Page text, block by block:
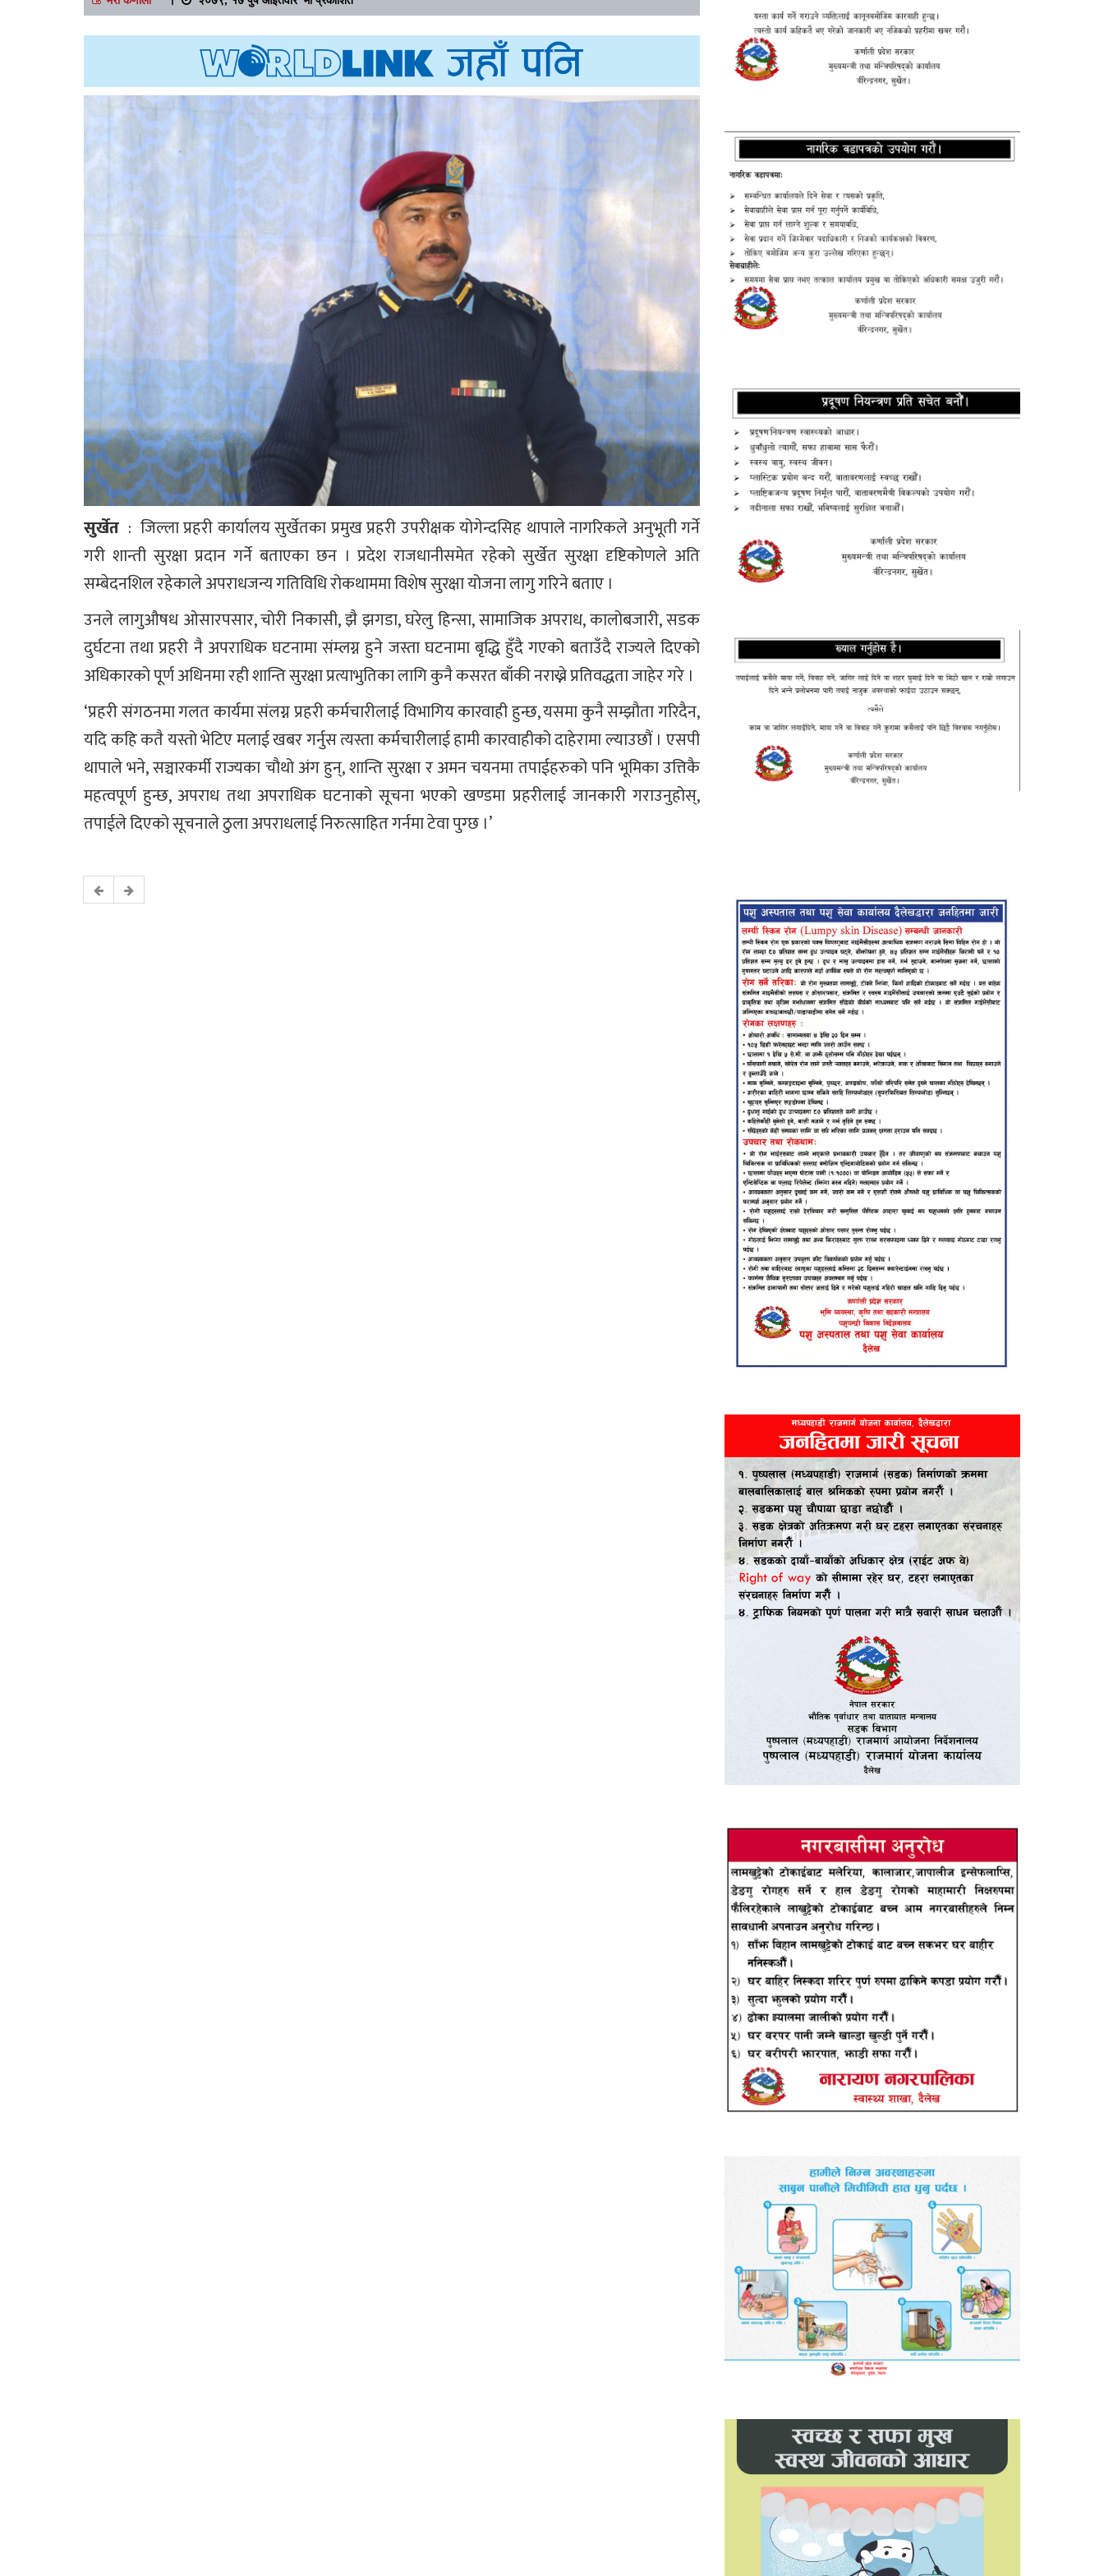
सुर्खेत : जिल्ला प्रहरी कार्यालय सुर्खेतका प्रमुख प्रहरी उपरीक्षक योगेन्दसिह थापाले नागरिकले अनुभूती गर्ने
गरी शान्ती सुरक्षा प्रदान गर्ने बताएका छन । प्रदेश राजधानीसमेत रहेको सुर्खेत सुरक्षा दृष्टिकोणले अति
सम्बेदनशिल रहेकाले अपराधजन्य गतिविधि रोकथाममा विशेष सुरक्षा योजना लागु गरिने बताए ।
उनले लागुऔषध ओसारपसार, चोरी निकासी, झै झगडा, घरेलु हिन्सा, सामाजिक अपराध, कालोबजारी, सडक
दुर्घटना तथा प्रहरी नै अपराधिक घटनामा संम्लग्न हुने जस्ता घटनामा बृद्धि हुँदै गएको बताउँदै राज्यले दिएको
अधिकारको पूर्ण अधिनमा रही शान्ति सुरक्षा प्रत्याभुतिका लागि कुनै कसरत बाँकी नराख्ने प्रतिवद्धता जाहेर गरे ।
‘प्रहरी संगठनमा गलत कार्यमा संलग्न प्रहरी कर्मचारीलाई विभागिय कारवाही हुन्छ, यसमा कुनै सम्झौता गरिदैन,
यदि कहि कतै यस्तो भेटिए मलाई खबर गर्नुस त्यस्ता कर्मचारीलाई हामी कारवाहीको दाहेरामा ल्याउछौं । एसपी
थापाले भने, सञ्चारकर्मी राज्यका चौथो अंग हुन्, शान्ति सुरक्षा र अमन चयनमा तपाईहरुको पनि भूमिका उत्तिकै
महत्वपूर्ण हुन्छ, अपराध तथा अपराधिक घटनाको सूचना भएको खण्डमा प्रहरीलाई जानकारी गराउनुहोस्,
तपाईले दिएको सूचनाले ठुला अपराधलाई निरुत्साहित गर्नमा टेवा पुग्छ ।’